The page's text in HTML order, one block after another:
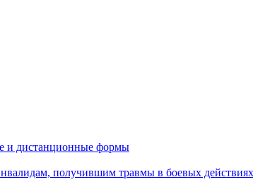
и дистанционные формы
получившим травмы в боевых действиях